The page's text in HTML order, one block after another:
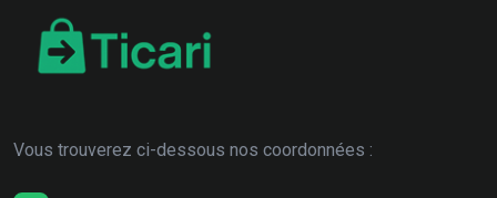
Vous trouverez ci-dessous nos coordonnées :